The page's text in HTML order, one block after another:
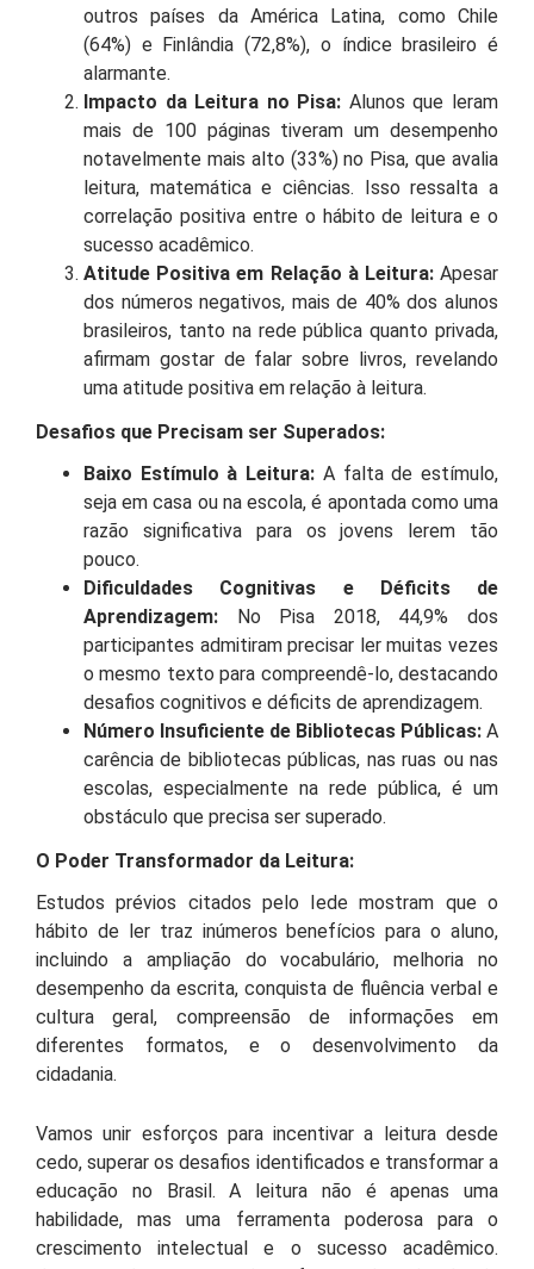
outros países da América Latina, como Chile
(64%) e Finlândia (72,8%), o índice brasileiro é
alarmante.
Impacto da Leitura no Pisa: Alunos que leram
mais de 100 páginas tiveram um desempenho
notavelmente mais alto (33%) no Pisa, que avalia
leitura, matemática e ciências. Isso ressalta a
correlação positiva entre o hábito de leitura e o
sucesso acadêmico.
Atitude Positiva em Relação à Leitura:Apesar
dos números negativos, mais de 40% dos alunos
brasileiros, tanto na rede pública quanto privada,
afirmam gostar de falar sobre livros, revelando
uma atitude positiva em relação à leitura.
Desafios que Precisam ser Superados:
Baixo Estímulo à Leitura: A falta de estímulo,
seja em casa ou na escola, é apontada como uma
razão significativa para os jovens lerem tão
pouco.
Dificuldades Cognitivas e Déficits de
Aprendizagem: No Pisa 2018, 44,9% dos
participantes admitiram precisar ler muitas vezes
o mesmo texto para compreendê-lo, destacando
desafios cognitivos e déficits de aprendizagem.
Número Insuficiente de Bibliotecas Públicas: A
carência de bibliotecas públicas, nas ruas ou nas
escolas, especialmente na rede pública, é um
obstáculo que precisa ser superado.
O Poder Transformador da Leitura:
Estudos prévios citados pelo Iede mostram que o
hábito de ler traz inúmeros benefícios para o aluno,
incluindo a ampliação do vocabulário, melhoria no
desempenho da escrita, conquista de fluência verbal e
cultura geral, compreensão de informações em
diferentes formatos, e o desenvolvimento da
cidadania.
Vamos unir esforços para incentivar a leitura desde
cedo, superar os desafios identificados e transformar a
educação no Brasil. A leitura não é apenas uma
habilidade, mas uma ferramenta poderosa para o
crescimento intelectual e o sucesso acadêmico.